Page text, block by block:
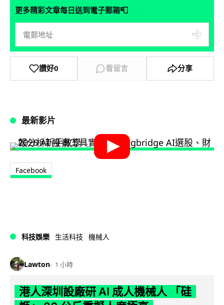
更多精彩文章每日送到電子郵箱📮
讚好0 看留言 分享
最新影片
Facebook
科技娛樂 生活科技 機械人
Lawton 1 小時
港人深圳設廠研 AI 成人機械人 「硅